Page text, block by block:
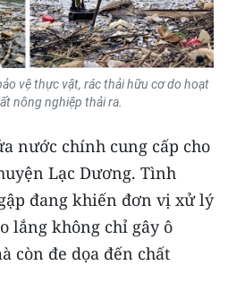
vệ thực vật, rác thải hữu cơ do hoạt
nông nghiệp thải ra.
nước chính cung cấp cho
Lạc Dương. Tình
đang khiến đơn vị xử lý
lắng không chỉ gây ô
còn đe dọa đến chất